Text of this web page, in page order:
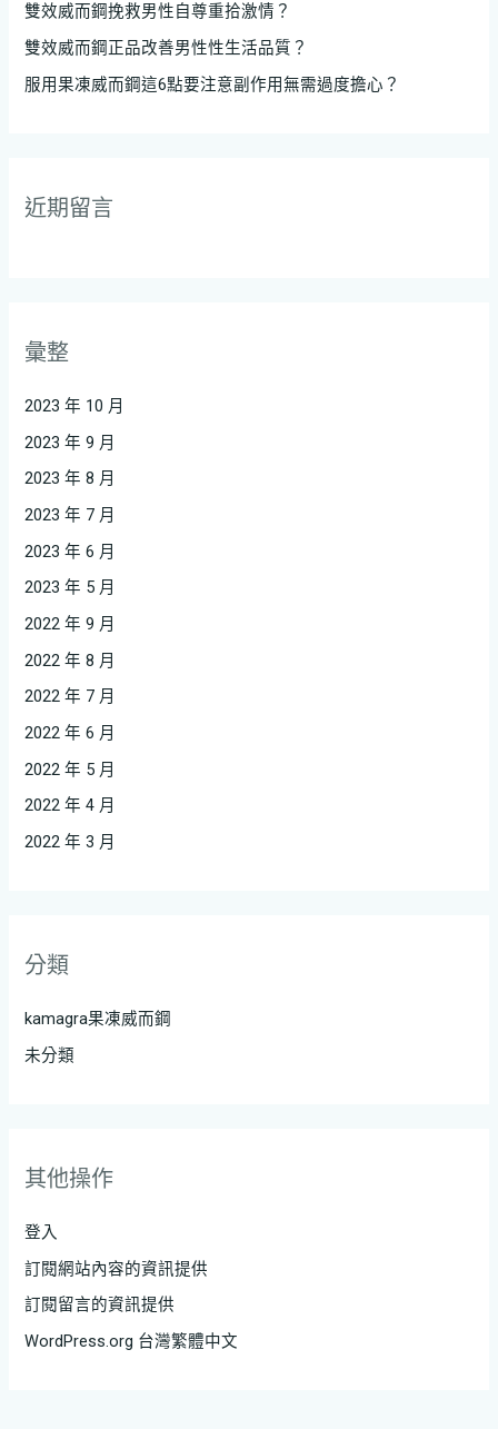
雙效威而鋼挽救男性自尊重拾激情？
雙效威而鋼正品改善男性性生活品質？
服用果凍威而鋼這6點要注意副作用無需過度擔心？
近期留言
彙整
2023 年 10 月
2023 年 9 月
2023 年 8 月
2023 年 7 月
2023 年 6 月
2023 年 5 月
2022 年 9 月
2022 年 8 月
2022 年 7 月
2022 年 6 月
2022 年 5 月
2022 年 4 月
2022 年 3 月
分類
kamagra果凍威而鋼
未分類
其他操作
登入
訂閱網站內容的資訊提供
訂閱留言的資訊提供
WordPress.org 台灣繁體中文